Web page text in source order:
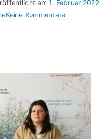
am1. Februar 2022
Keine Kommentarezu